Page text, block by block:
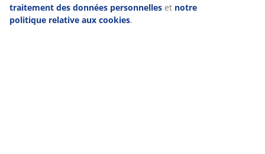
traitement des données personnelles et notre
politique relative aux cookies.